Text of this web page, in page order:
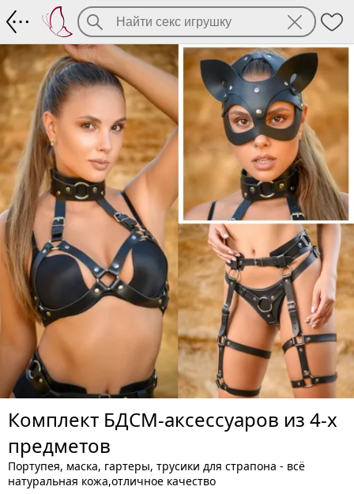
Комплект БДСМ-аксессуаров из 4-х
предметов
Портупея, маска, гартеры, трусики для страпона - всё
натуральная кожа,отличное качество
Комплект БДСМ-аксессуаров из 4-х